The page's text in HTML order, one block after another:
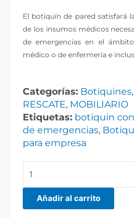
El botiquín de pared satisfará
de los insumos médicos
de emergencias en el
médico o de enfermería e
Categorías: Botiquines,
RESCATE, MOBILIARIO
Etiquetas: botiquin
de emergencias,
para empresa
de
Añadir al carrito